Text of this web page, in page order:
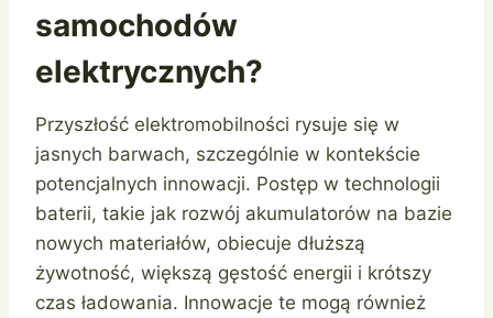
samochodów
elektrycznych?
Przyszłość elektromobilności rysuje się w
jasnych barwach, szczególnie w kontekście
potencjalnych innowacji. Postęp w technologii
baterii, takie jak rozwój akumulatorów na bazie
nowych materiałów, obiecuje dłuższą
żywotność, większą gęstość energii i krótszy
czas ładowania. Innowacje te mogą również